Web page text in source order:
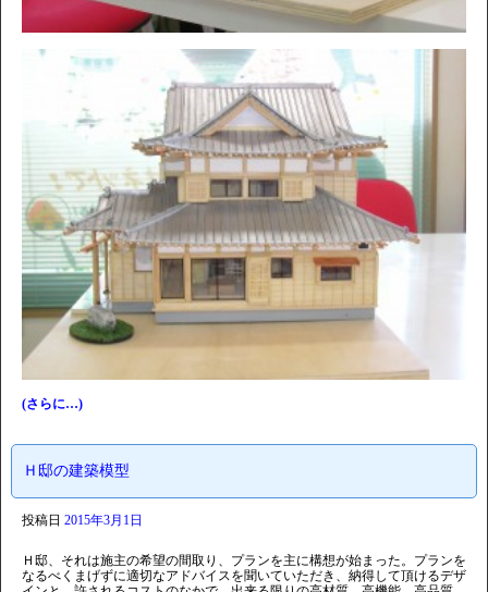
(さらに…)
Ｈ邸の建築模型
投稿日 2015年3月1日
Ｈ邸、それは施主の希望の間取り、プランを主に構想が始まった。プランを
なるべくまげずに適切なアドバイスを聞いていただき、納得して頂けるデザ